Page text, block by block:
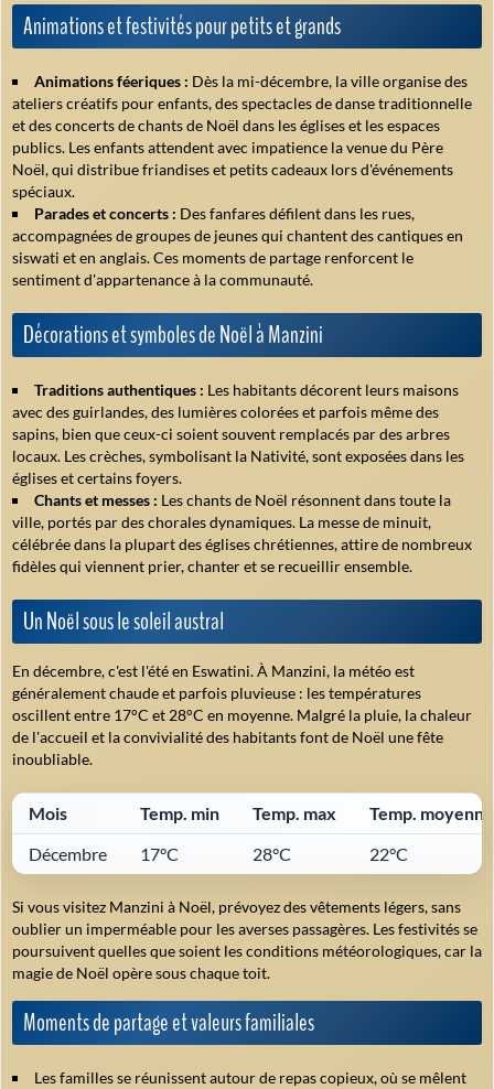
Animations et festivités pour petits et grands
Animations féeriques : Dès la mi-décembre, la ville organise des
ateliers créatifs pour enfants, des spectacles de danse traditionnelle
et des concerts de chants de Noël dans les églises et les espaces
publics. Les enfants attendent avec impatience la venue du Père
Noël, qui distribue friandises et petits cadeaux lors d'événements
spéciaux.
Parades et concerts : Des fanfares défilent dans les rues,
accompagnées de groupes de jeunes qui chantent des cantiques en
siswati et en anglais. Ces moments de partage renforcent le
sentiment d'appartenance à la communauté.
Décorations et symboles de Noël à Manzini
Traditions authentiques : Les habitants décorent leurs maisons
avec des guirlandes, des lumières colorées et parfois même des
sapins, bien que ceux-ci soient souvent remplacés par des arbres
locaux. Les crèches, symbolisant la Nativité, sont exposées dans les
églises et certains foyers.
Chants et messes : Les chants de Noël résonnent dans toute la
ville, portés par des chorales dynamiques. La messe de minuit,
célébrée dans la plupart des églises chrétiennes, attire de nombreux
fidèles qui viennent prier, chanter et se recueillir ensemble.
Un Noël sous le soleil austral
En décembre, c'est l'été en Eswatini. À Manzini, la météo est
généralement chaude et parfois pluvieuse : les températures
oscillent entre 17°C et 28°C en moyenne. Malgré la pluie, la chaleur
de l'accueil et la convivialité des habitants font de Noël une fête
inoubliable.
Mois Temp. min Temp. max
Temp. moyenne
Décembre
17°C 28°C 22°C
Si vous visitez Manzini à Noël, prévoyez des vêtements légers, sans
oublier un imperméable pour les averses passagères. Les festivités se
poursuivent quelles que soient les conditions météorologiques, car la
magie de Noël opère sous chaque toit.
Moments de partage et valeurs familiales
Les familles se réunissent autour de repas copieux, où se mêlent